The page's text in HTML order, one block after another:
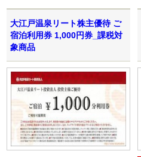
大江戸温泉リート株主優待 ご
宿泊利用券 1,000円券_課税対
象商品